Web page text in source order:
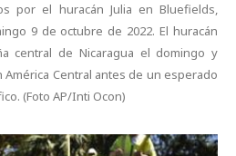
por el huracán Julia en Bluefields,
9 de octubre de 2022. El huracán
central de Nicaragua el domingo y
Central antes de un esperado
(Foto AP/Inti Ocon)